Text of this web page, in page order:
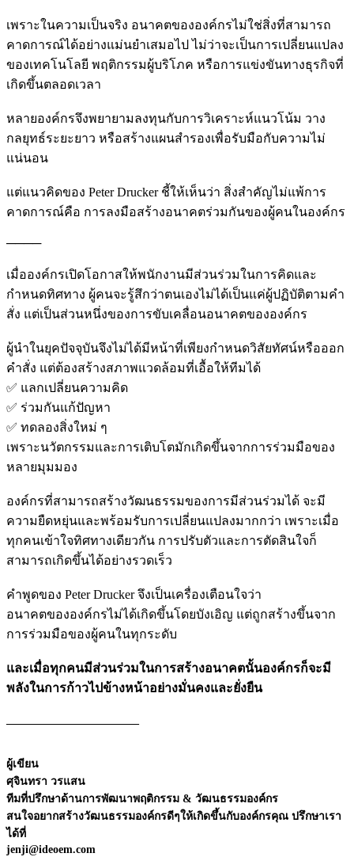
เพราะในความเป็นจริง อนาคตขององค์กรไม่ใช่สิ่งที่สามารถ
คาดการณ์ได้อย่างแม่นยำเสมอไป ไม่ว่าจะเป็นการเปลี่ยนแปลง
ของเทคโนโลยี พฤติกรรมผู้บริโภค หรือการแข่งขันทางธุรกิจที่
เกิดขึ้นตลอดเวลา
หลายองค์กรจึงพยายามลงทุนกับการวิเคราะห์แนวโน้ม วาง
กลยุทธ์ระยะยาว หรือสร้างแผนสำรองเพื่อรับมือกับความไม่
แน่นอน
แต่แนวคิดของ Peter Drucker ชี้ให้เห็นว่า สิ่งสำคัญไม่แพ้การ
คาดการณ์คือ การลงมือสร้างอนาคตร่วมกันของผู้คนในองค์กร
────
เมื่อองค์กรเปิดโอกาสให้พนักงานมีส่วนร่วมในการคิดและ
กำหนดทิศทาง ผู้คนจะรู้สึกว่าตนเองไม่ได้เป็นแค่ผู้ปฏิบัติตามคำ
สั่ง แต่เป็นส่วนหนึ่งของการขับเคลื่อนอนาคตขององค์กร
ผู้นำในยุคปัจจุบันจึงไม่ได้มีหน้าที่เพียงกำหนดวิสัยทัศน์หรือออก
คำสั่ง แต่ต้องสร้างสภาพแวดล้อมที่เอื้อให้ทีมได้
✅ แลกเปลี่ยนความคิด
✅ ร่วมกันแก้ปัญหา
✅ ทดลองสิ่งใหม่ ๆ
เพราะนวัตกรรมและการเติบโตมักเกิดขึ้นจากการร่วมมือของ
หลายมุมมอง
องค์กรที่สามารถสร้างวัฒนธรรมของการมีส่วนร่วมได้ จะมี
ความยืดหยุ่นและพร้อมรับการเปลี่ยนแปลงมากกว่า เพราะเมื่อ
ทุกคนเข้าใจทิศทางเดียวกัน การปรับตัวและการตัดสินใจก็
สามารถเกิดขึ้นได้อย่างรวดเร็ว
คำพูดของ Peter Drucker จึงเป็นเครื่องเตือนใจว่า
อนาคตขององค์กรไม่ได้เกิดขึ้นโดยบังเอิญ แต่ถูกสร้างขึ้นจาก
การร่วมมือของผู้คนในทุกระดับ
และเมื่อทุกคนมีส่วนร่วมในการสร้างอนาคตนั้นองค์กรก็จะมี
พลังในการก้าวไปข้างหน้าอย่างมั่นคงและยั่งยืน
ผู้เขียน
ศุจินทรา วรแสน
ทีมที่ปรึกษาด้านการพัฒนาพฤติกรรม & วัฒนธรรมองค์กร
สนใจอยากสร้างวัฒนธรรมองค์กรดีๆให้เกิดขึ้นกับองค์กรคุณ ปรึกษาเรา
ได้ที่
jenji@ideoem.com